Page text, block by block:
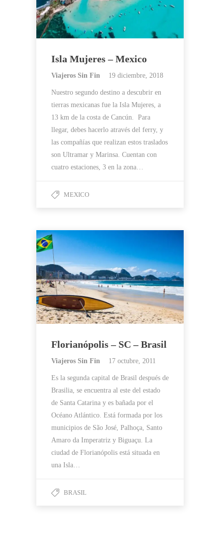
Isla Mujeres – Mexico
Viajeros Sin Fin 19 diciembre, 2018
Nuestro segundo destino a descubrir en
tierras mexicanas fue la Isla Mujeres, a
13 km de la costa de Cancún. Para
llegar, debes hacerlo através del ferry, y
las compañías que realizan estos traslados
son Ultramar y Marinsa. Cuentan con
cuatro estaciones, 3 en la zona…
MEXICO
Florianópolis – SC – Brasil
Viajeros Sin Fin 17 octubre, 2011
Es la segunda capital de Brasil después de
Brasilia, se encuentra al este del estado
de Santa Catarina y es bañada por el
Océano Atlántico. Está formada por los
municipios de São José, Palhoça, Santo
Amaro da Imperatriz y Biguaçu. La
ciudad de Florianópolis está situada en
una Isla…
BRASIL